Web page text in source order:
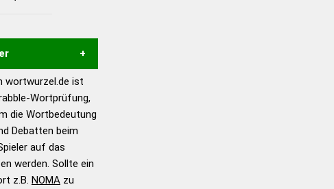
zu
Wortform, um die
Spiel zu
wortwurzel.de ist
Wortprüfung,
die Wortbedeutung
Debatten beim
auf das
werden. Sollte ein
z.B. NOMAzu